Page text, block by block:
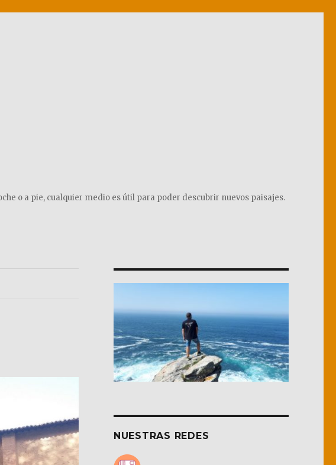
o a pie, cualquier medio es útil para poder descubrir nuevos paisajes.
NUESTRAS REDES